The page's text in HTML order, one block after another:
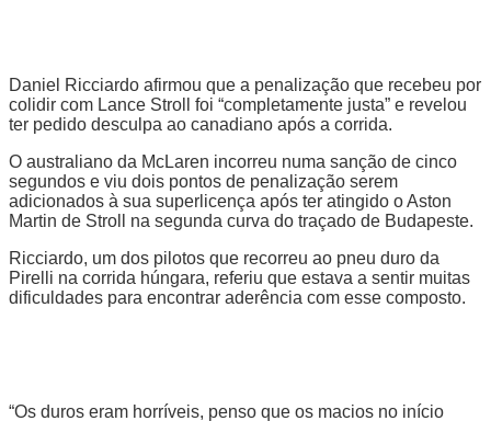
Daniel Ricciardo afirmou que a penalização que recebeu por
colidir com Lance Stroll foi “completamente justa” e revelou
ter pedido desculpa ao canadiano após a corrida.
O australiano da McLaren incorreu numa sanção de cinco
segundos e viu dois pontos de penalização serem
adicionados à sua superlicença após ter atingido o Aston
Martin de Stroll na segunda curva do traçado de Budapeste.
Ricciardo, um dos pilotos que recorreu ao pneu duro da
Pirelli na corrida húngara, referiu que estava a sentir muitas
dificuldades para encontrar aderência com esse composto.
“Os duros eram horríveis, penso que os macios no início